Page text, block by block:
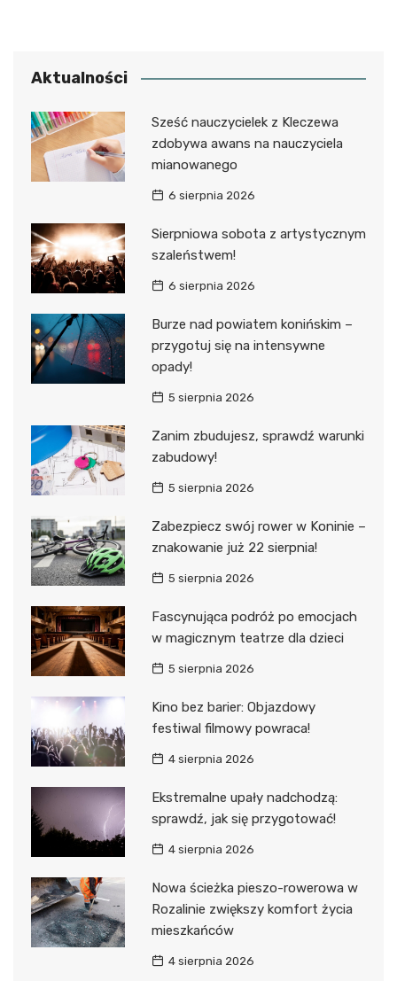
Aktualności
Sześć nauczycielek z Kleczewa
zdobywa awans na nauczyciela
mianowanego
6 sierpnia 2026
Sierpniowa sobota z artystycznym
szaleństwem!
6 sierpnia 2026
Burze nad powiatem konińskim –
przygotuj się na intensywne
opady!
5 sierpnia 2026
Zanim zbudujesz, sprawdź warunki
zabudowy!
5 sierpnia 2026
Zabezpiecz swój rower w Koninie –
znakowanie już 22 sierpnia!
5 sierpnia 2026
Fascynująca podróż po emocjach
w magicznym teatrze dla dzieci
5 sierpnia 2026
Kino bez barier: Objazdowy
festiwal filmowy powraca!
4 sierpnia 2026
Ekstremalne upały nadchodzą:
sprawdź, jak się przygotować!
4 sierpnia 2026
Nowa ścieżka pieszo-rowerowa w
Rozalinie zwiększy komfort życia
mieszkańców
4 sierpnia 2026